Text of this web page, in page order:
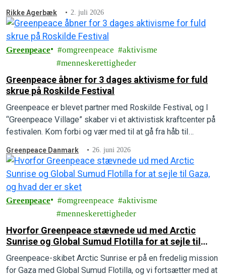
Rikke Agerbæk 2. juli 2026
Greenpeace omgreenpeace
aktivisme
menneskerettigheder
Greenpeace åbner for 3 dages aktivisme for fuld
skrue på Roskilde Festival
Greenpeace er blevet partner med Roskilde Festival, og I
“Greenpeace Village” skaber vi et aktivistisk kraftcenter på
festivalen. Kom forbi og vær med til at gå fra håb til
Greenpeace Danmark 26. juni 2026
Greenpeace omgreenpeace
aktivisme
menneskerettigheder
Hvorfor Greenpeace stævnede ud med Arctic
Sunrise og Global Sumud Flotilla for at sejle til
Gaza, og hvad der er sket
Greenpeace-skibet Arctic Sunrise er på en fredelig mission
for Gaza med Global Sumud Flotilla, og vi fortsætter med at